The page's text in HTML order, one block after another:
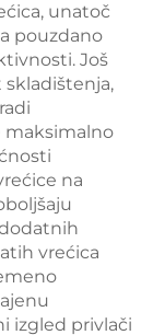
unatoč
pouzdano
Još
maksimalno
na
vrećica
izgled privlači